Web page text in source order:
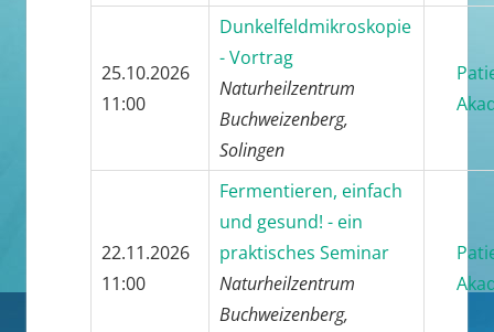
25.10.2026
11:00
Dunkelfeldmikroskopie
- Vortrag
Naturheilzentrum
Buchweizenberg,
Solingen
22.11.2026
11:00
Fermentieren, einfach
und gesund! - ein
praktisches Seminar
Naturheilzentrum
Buchweizenberg,